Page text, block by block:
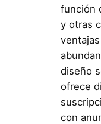
función
y otras
diseño
ofrece
con